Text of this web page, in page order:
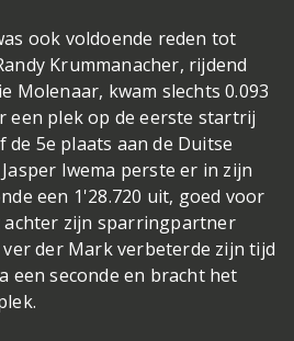
ook voldoende reden tot
Krummanacher, rijdend
Molenaar, kwam slechts 0.093
een plek op de eerste startrij
5e plaats aan de Duitse
Iwema perste er in zijn
een 1'28.720 uit, goed voor
zijn sparringpartner
ver der Mark verbeterde zijn tijd
een seconde en bracht het